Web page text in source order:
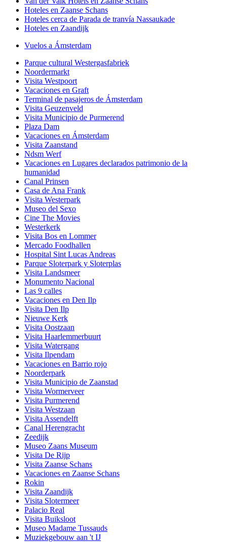
Hoteles en Zaanse Schans
Hoteles cerca de Parada de tranvía Nassaukade
Hoteles en Zaandijk
Vuelos a Ámsterdam
Parque cultural Westergasfabriek
Noordermarkt
Visita Westpoort
Vacaciones en Graft
Terminal de pasajeros de Ámsterdam
Visita Geuzenveld
Visita Municipio de Purmerend
Plaza Dam
Vacaciones en Ámsterdam
Visita Zaanstand
Ndsm Werf
Vacaciones en Lugares declarados patrimonio de la
humanidad
Canal Prinsen
Casa de Ana Frank
Visita Westerpark
Museo del Sexo
Cine The Movies
Westerkerk
Visita Bos en Lommer
Mercado Foodhallen
Hospital Sint Lucas Andreas
Parque Sloterpark y Sloterplas
Visita Landsmeer
Monumento Nacional
Las 9 calles
Vacaciones en Den Ilp
Visita Den Ilp
Nieuwe Kerk
Visita Oostzaan
Visita Haarlemmerbuurt
Visita Watergang
Visita Ilpendam
Vacaciones en Barrio rojo
Noorderpark
Visita Municipio de Zaanstad
Visita Wormerveer
Visita Purmerend
Visita Westzaan
Visita Assendelft
Canal Herengracht
Zeedijk
Museo Zaans Museum
Visita De Rijp
Visita Zaanse Schans
Vacaciones en Zaanse Schans
Rokin
Visita Zaandijk
Visita Slotermeer
Palacio Real
Visita Buiksloot
Museo Madame Tussauds
Muziekgebouw aan 't IJ